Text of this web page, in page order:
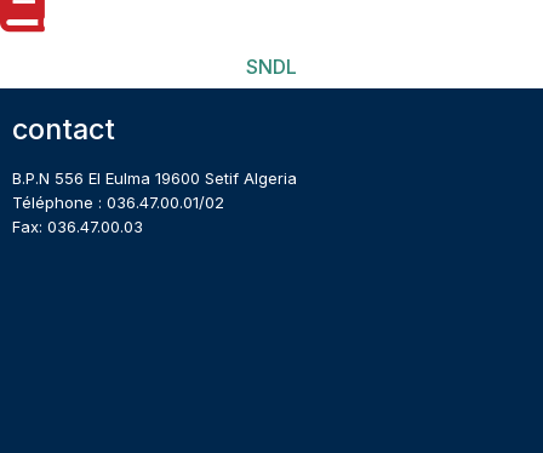
SNDL
contact
Téléphone : 036.47.00.01/02
Fax: 036.47.00.03